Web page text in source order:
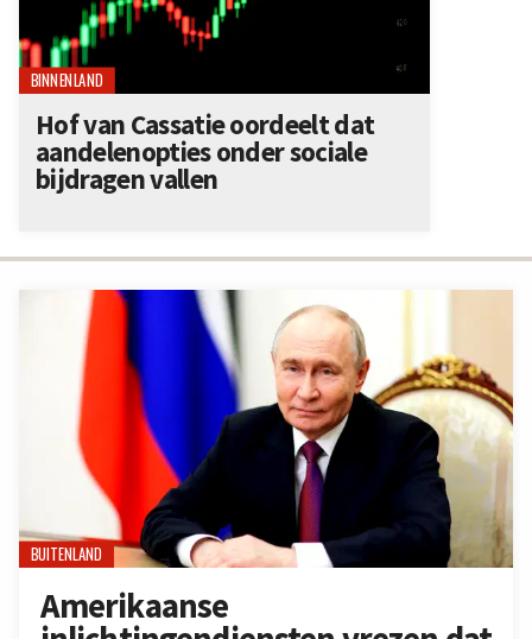
BUITENLAND
Amerikaanse
BINNENLAND
Hof van Cassatie oordeelt dat
aandelenopties onder sociale
bijdragen vallen